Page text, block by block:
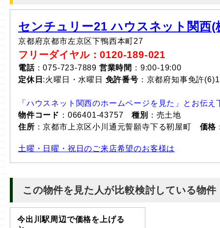
センチュリー21 ハウスネット関西(
京都府京都市左京区下鴨西本町27
フリーダイヤル：0120-189-021
電話：075-723-7889 営業時間 ：9:00-19:00
定休日 :火曜日・水曜日 免許番号 ：京都府知事免許
「ハウスネット関西のホームページを見た」とお伝え
物件コード ：066401-43757 種別
：売土地
住所 ：京都市上京区小川通元誓願寺下る靭屋町 価格
土曜・日曜・祝日のご来店希望のお客様は
この物件を見た人が比較検討している物件
今出川駅周辺で価格を上げる